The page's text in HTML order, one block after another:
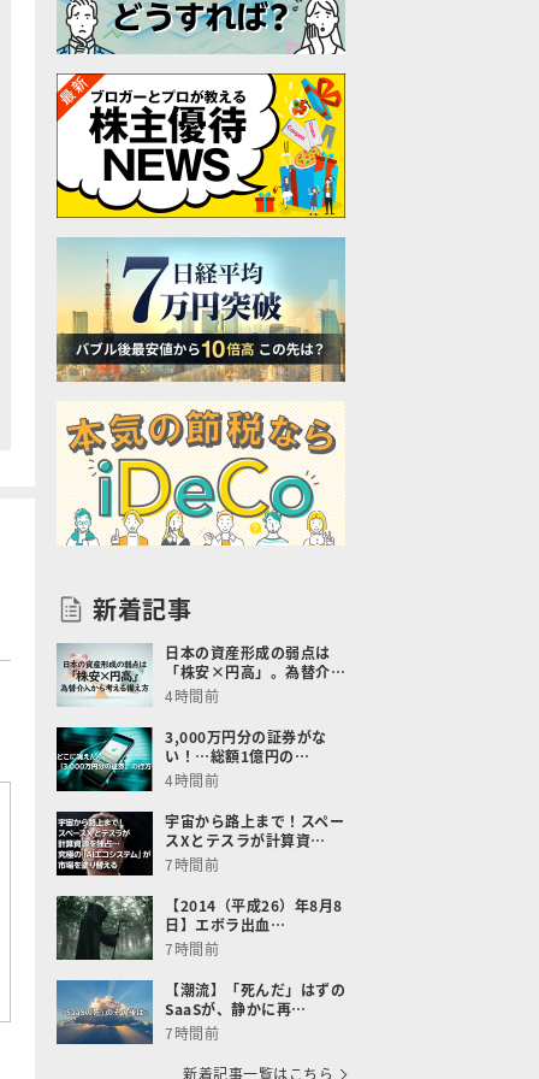
新着記事
日本の資産形成の弱点は
「株安×円高」。為替介…
4時間前
3,000万円分の証券がな
い！…総額1億円の…
4時間前
宇宙から路上まで！スペー
スXとテスラが計算資…
7時間前
【2014（平成26）年8月8
日】エボラ出血…
7時間前
【潮流】「死んだ」はずの
SaaSが、静かに再…
7時間前
新着記事一覧はこちら